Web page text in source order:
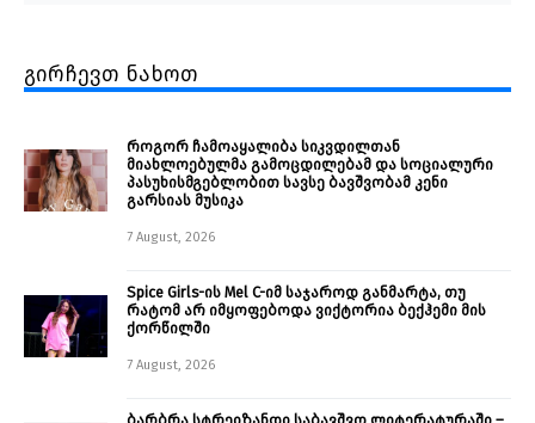
გირჩევთ ნახოთ
როგორ ჩამოაყალიბა სიკვდილთან
მიახლოებულმა გამოცდილებამ და სოციალური
პასუხისმგებლობით სავსე ბავშვობამ კენი
გარსიას მუსიკა
7 August, 2026
Spice Girls-ის Mel C-იმ საჯაროდ განმარტა, თუ
რატომ არ იმყოფებოდა ვიქტორია ბექჰემი მის
ქორწილში
7 August, 2026